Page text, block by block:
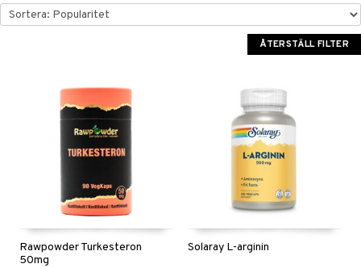
Fitness
Varumärken
Kampanjer
ÅTERSTÄLL FILTER
Rawpowder Turkesteron
50mg
Solaray L-arginin
& Tabletter
& Tabletter